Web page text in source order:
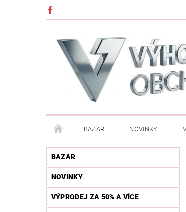
BAZAR NOVINKY
DĚTI (HRAČKY, CHŮVIČKY, VÝBAVA)
HUDEBNÍ NÁSTROJE CHYTRÉ
KOSMETIKA / ŠPERKY KOŽENÝ
BAZAR
NOVINKY
VÝPRODEJ ZA 50% A VÍCE